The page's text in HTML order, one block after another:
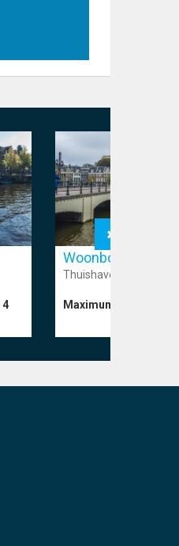
4
Woonboot Jupiter
Thuishaven:
Maximum aantal